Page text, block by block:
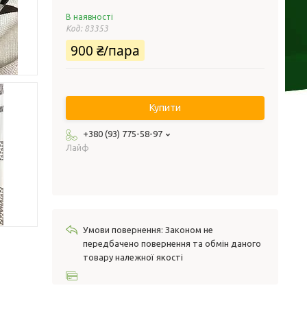
В наявності
Код: 83353
900 ₴/пара
Купити
+380 (93) 775-58-97
Лайф
Законом не
передбачено повернення та обмін даного
товару належної якості